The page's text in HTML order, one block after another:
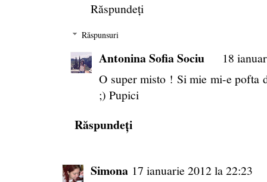
Răspundeți
Răspunsuri
Antonina Sofia Sociu
18
O super misto ! Si mie mi-e pofta
;) Pupici
Răspundeți
Simona 17 ianuarie 2012 la 22:23